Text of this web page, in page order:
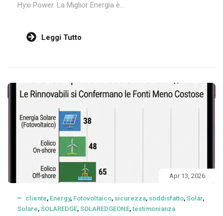
Hyxi Power. La Miglior Energia è...
Leggi Tutto
Apr 13, 2026
cliente, Energy, Fotovoltaico, sicurezza, soddisfatto, Solar,
Solare, SOLAREDGE, SOLAREDGEONE, testimonianza